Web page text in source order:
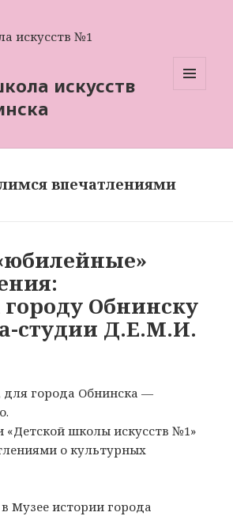
искусств
впечатлениями
Обнинску
студии Д.Е.М.И.
для города Обнинска —
«Детской школы искусств №1»
о культурных
в Музее истории города